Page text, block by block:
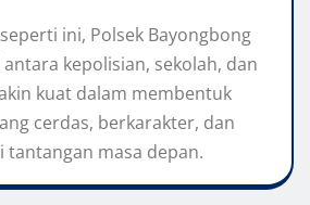
ini, Polsek Bayongbong
kepolisian, sekolah, dan
kuat dalam membentuk
cerdas, berkarakter, dan
tantangan masa depan.